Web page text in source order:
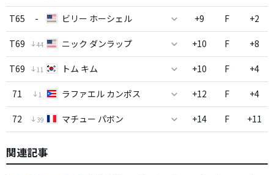
T65 - ビリー ホーシェル +9 F +2
T69 44 ニック ダンラップ +10 F +8
T69 11 トム キム +10 F +4
71 1 ラファエル カンポス +12 F +4
72 39 マチュー パボン +14 F +11
関連記事